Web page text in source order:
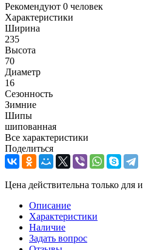
Рекомендуют 0 человек
Характеристики
Ширина
235
Высота
70
Диаметр
16
Сезонность
Зимние
Шипы
шипованная
Все характеристики
Поделиться
Цена действительна только для
Описание
Характеристики
Наличие
Задать вопрос